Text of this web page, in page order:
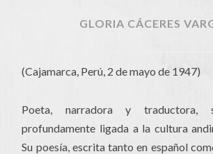
CI
futuro
GLORIA CÁCERES
(Cajamarca, Perú, 2 de mayo de 1947)
Poeta, narradora y
profundamente ligada a la cultura
Su poesía, escrita tanto en español